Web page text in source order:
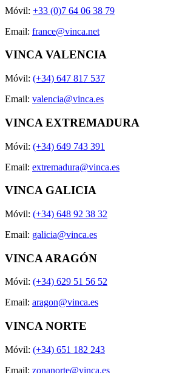
Móvil: +33 (0)7 64 06 38 79
Email: france@vinca.net
VINCA VALENCIA
Móvil: (+34) 647 817 537
Email: valencia@vinca.es
VINCA EXTREMADURA
Móvil: (+34) 649 743 391
Email: extremadura@vinca.es
VINCA GALICIA
Móvil: (+34) 648 92 38 32
Email: galicia@vinca.es
VINCA ARAGÓN
Móvil: (+34) 629 51 56 52
Email: aragon@vinca.es
VINCA NORTE
Móvil: (+34) 651 182 243
Email: zonanorte@vinca.es